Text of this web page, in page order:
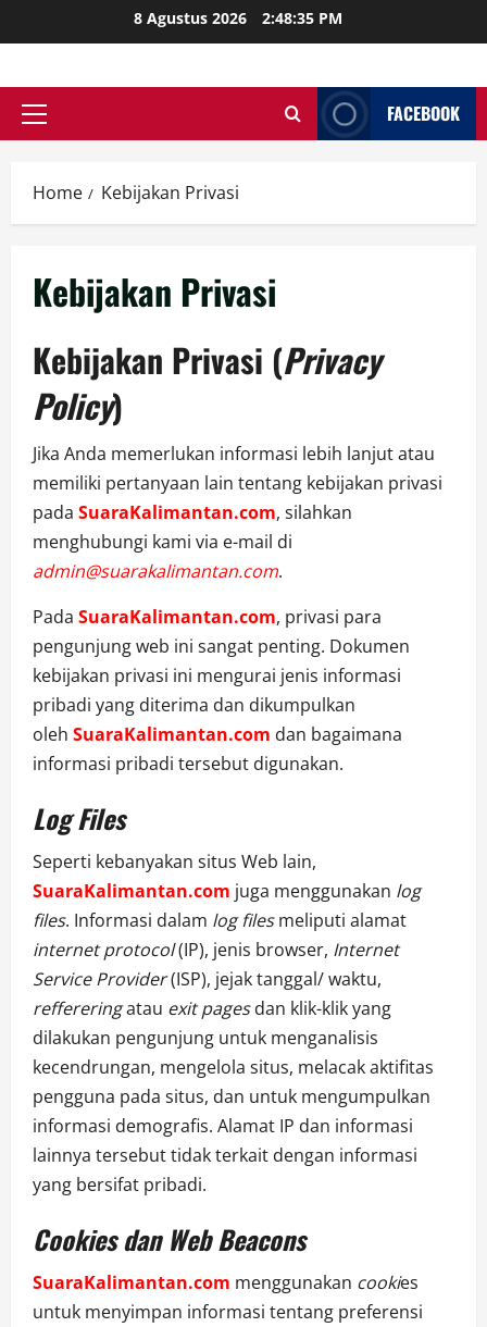
to
8 Agustus 2026 2:48:36 PM
Primary
FACEBOOK
Home Kebijakan Privasi
Kebijakan Privasi
Kebijakan Privasi (Privacy
Policy)
Jika Anda memerlukan informasi lebih lanjut atau
memiliki pertanyaan lain tentang kebijakan privasi
pada SuaraKalimantan.com, silahkan
menghubungi kami via e-mail di
admin@suarakalimantan.com.
Pada SuaraKalimantan.com, privasi para
pengunjung web ini sangat penting. Dokumen
kebijakan privasi ini mengurai jenis informasi
pribadi yang diterima dan dikumpulkan
oleh SuaraKalimantan.com dan bagaimana
informasi pribadi tersebut digunakan.
Log Files
Seperti kebanyakan situs Web lain,
SuaraKalimantan.com juga menggunakan log
files. Informasi dalam log filesmeliputi alamat
internet protocol(IP), jenis browser, Internet
Service Provider(ISP), jejak tanggal/ waktu,
reffereringatau exit pagesdan klik-klik yang
dilakukan pengunjung untuk menganalisis
kecendrungan, mengelola situs, melacak aktifitas
pengguna pada situs, dan untuk mengumpulkan
informasi demografis. Alamat IP dan informasi
lainnya tersebut tidak terkait dengan informasi
yang bersifat pribadi.
Cookies dan Web Beacons
SuaraKalimantan.com menggunakan cookies
untuk menyimpan informasi tentang preferensi